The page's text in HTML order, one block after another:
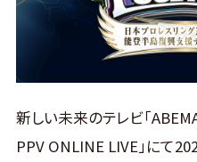
ン
グ・
ノ
新しい未来のテレビ「ABEMA
PPV ONLINE LIVE」にて